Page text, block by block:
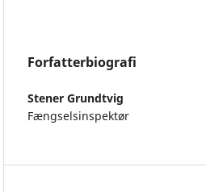
Forfatterbiografi
Stener Grundtvig
Fængselsinspektør